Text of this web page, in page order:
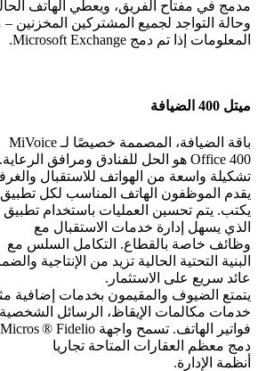
مدمج في مفتاح الفريق، ويعطي الهاتف
وحالة التواجد لجميع المشتركين المخزنين –
المعلومات إذا تم دمج Microsoft Exchange.
ميتل 400 الضيافة
باقة الضيافة، المصممة خصيصًا لـ MiVoice
Office 400 هو الحل للفنادق ومرافق الرعاية.
تشكيلة واسعة من الهواتف للاستقبال
يقدم الموظفون الهاتف المناسب لكل تطبيق
يكتب. يتم تحسين العمليات باستخدام
الذي يسهل إدارة خدمات الاستقبال مع
وظائف خاصة بالقطاع. التكامل السلس مع
البنية التحتية الحالية تزيد من الإنتاجية
عائد سريع على الاستثمار.
يتمتع الضيوف والمقيمون بخدمات إضافية
خدمات مكالمات الإيقاظ، الرسائل الشخصية
فواتير الهاتف. تسمح واجهة Micros ® Fidelio المعتمدة بذلك
دمج معظم العقارات المتاحة تجاريا
أنظمة الإدارة.